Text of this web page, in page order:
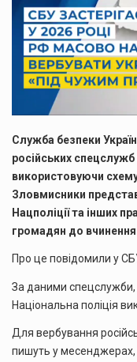
Служба безпеки
російських спецслужб
використовуючи
Зловмисники
Нацполіції та інших
громадян до вчинення
Про це повідомили у
За даними
Національна поліція
Для вербування
пишуть у месенджерах,